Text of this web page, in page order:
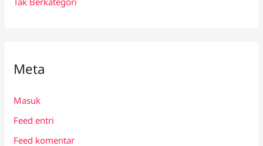
Meta
Masuk
Feed entri
Feed komentar